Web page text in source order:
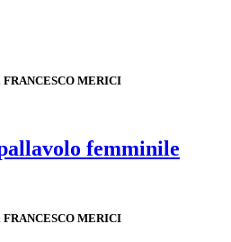
FRANCESCO MERICI
femminile
FRANCESCO MERICI